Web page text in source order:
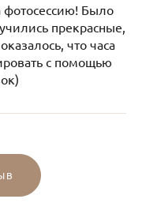
фотосессию! Было
прекрасные,
что часа
с помощью